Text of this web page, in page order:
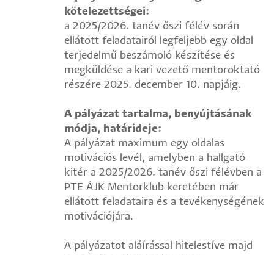
kötelezettségei:
a 2025/2026. tanév őszi félév során
ellátott feladatairól legfeljebb egy oldal
terjedelmű beszámoló készítése és
megküldése a kari vezető mentoroktató
részére 2025. december 10. napjáig.
A pályázat tartalma, benyújtásának
módja, határideje:
A pályázat maximum egy oldalas
motivációs levél, amelyben a hallgató
kitér a 2025/2026. tanév őszi félévben a
PTE ÁJK Mentorklub keretében már
ellátott feladataira és a tevékenységének
motivációjára.
A pályázatot aláírással hitelestíve majd